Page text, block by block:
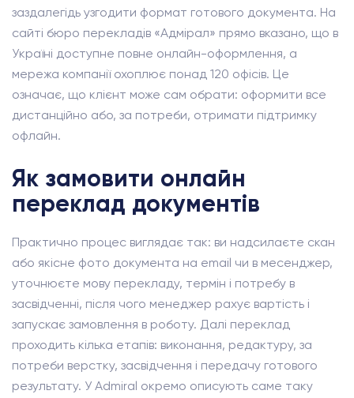
заздалегідь узгодити формат готового документа. На
сайті бюро перекладів «Адмірал» прямо вказано, що в
Україні доступне повне онлайн-оформлення, а
мережа компанії охоплює понад 120 офісів. Це
означає, що клієнт може сам обрати: оформити все
дистанційно або, за потреби, отримати підтримку
офлайн.
Як замовити онлайн
переклад документів
Практично процес виглядає так: ви надсилаєте скан
або якісне фото документа на email чи в месенджер,
уточнюєте мову перекладу, термін і потребу в
засвідченні, після чого менеджер рахує вартість і
запускає замовлення в роботу. Далі переклад
проходить кілька етапів: виконання, редактуру, за
потреби верстку, засвідчення і передачу готового
результату. У Admiral окремо описують саме таку